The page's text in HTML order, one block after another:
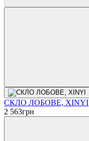
СКЛО ЛОБОВЕ, XINYI
2 563грн